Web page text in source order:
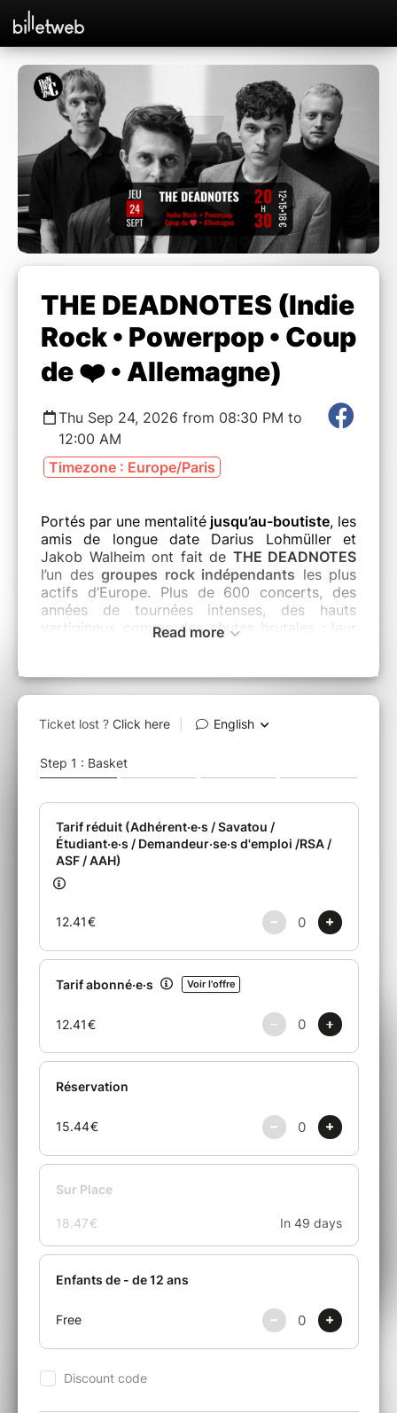
THE DEADNOTES (Indie
Rock • Powerpop • Coup
de ❤️ • Allemagne)
Thu Sep 24, 2026 from 08:30 PM to
12:00 AM
Timezone : Europe/Paris
Portés par une mentalité jusqu’au-boutiste, les
amis de longue date Darius Lohmüller et
Jakob Walheim ont fait de THE DEADNOTES
l’un des groupes rock indépendants les plus
actifs d’Europe. Plus de 600 concerts, des
années de tournées intenses, des hauts
vertigineux comme des chutes brutales : leur
AvecRock ’n’ Roll Saviour(2025 – Grand Hotel
affirme enfinson son signature . Un disque qui
80(Tom Petty, Huey Lewis) pour aujourd’hui :
volumes élevés, émotions à nu, refrains
euphorisantsettextes d’une sincérité
désarmante.
L’album raconte la chute, la reconstruction,
l’addiction, l’amour, la fuite et le renouveau,
avec une conviction simple mais puissante :
cliché, mais comme une force réelle, capable
de relever, de guider et de donner un sens au
chaos.
Un disque intense, lumineux et combatif, à
qui la musique n’est pas une option, mais une
Read more